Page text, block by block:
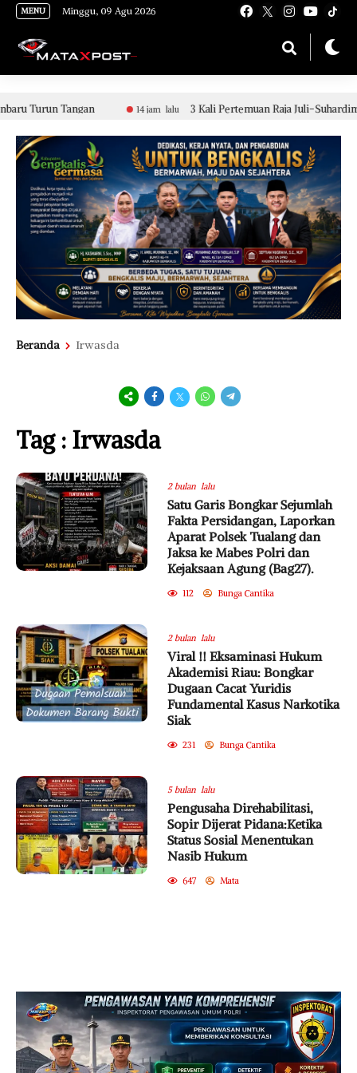
[gnpub_google_news_follow]
MENU Minggu, 09 Agu 2026
Tangan 14 jam lalu 3 Kali Pertemuan Raja Juli-Suhardiman
Beranda Irwasda
Tag : Irwasda
2 bulan lalu
Satu Garis Bongkar Sejumlah
Fakta Persidangan, Laporkan
Aparat Polsek Tualang dan
Jaksa ke Mabes Polri dan
Kejaksaan Agung (Bag27).
112 Bunga Cantika
2 bulan lalu
Viral !! Eksaminasi Hukum
Akademisi Riau: Bongkar
Dugaan Cacat Yuridis
Fundamental Kasus Narkotika
Siak
231 Bunga Cantika
5 bulan lalu
Pengusaha Direhabilitasi,
Sopir Dijerat Pidana:Ketika
Status Sosial Menentukan
Nasib Hukum
647 Mata